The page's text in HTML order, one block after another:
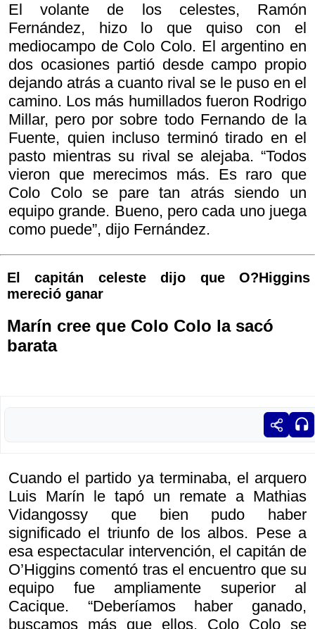
El volante de los celestes, Ramón
Fernández, hizo lo que quiso con el
mediocampo de Colo Colo. El argentino en
dos ocasiones partió desde campo propio
dejando atrás a cuanto rival se le puso en el
camino. Los más humillados fueron Rodrigo
Millar, pero por sobre todo Fernando de la
Fuente, quien incluso terminó tirado en el
pasto mientras su rival se alejaba. “Todos
vieron que merecimos más. Es raro que
Colo Colo se pare tan atrás siendo un
equipo grande. Bueno, pero cada uno juega
como puede”, dijo Fernández.
El capitán celeste dijo que O?Higgins
mereció ganar
Marín cree que Colo Colo la sacó
barata
Cuando el partido ya terminaba, el arquero
Luis Marín le tapó un remate a Mathias
Vidangossy que bien pudo haber
significado el triunfo de los albos. Pese a
esa espectacular intervención, el capitán de
O’Higgins comentó tras el encuentro que su
equipo fue ampliamente superior al
Cacique. “Deberíamos haber ganado,
buscamos más que ellos. Colo Colo se